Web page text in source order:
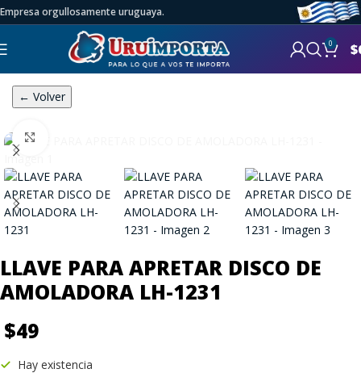
Empresa orgullosamente uruguaya.
0 $
← Volver
LLAVE PARA APRETAR DISCO DE
AMOLADORA LH-1231
$49
Hay existencia